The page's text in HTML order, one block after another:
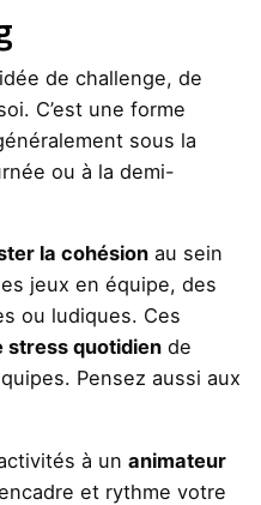
de challenge, de
C’est une forme
sous la
ou à la demi-
la cohésion au sein
jeux en équipe, des
ou ludiques. Ces
stress quotidien de
Pensez aussi aux
à un animateur
encadre et rythme votre